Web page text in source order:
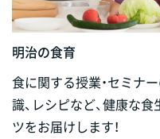
明治の食育
食に関する授業・セミナ
識、レシピなど、健康な
ツをお届けします！